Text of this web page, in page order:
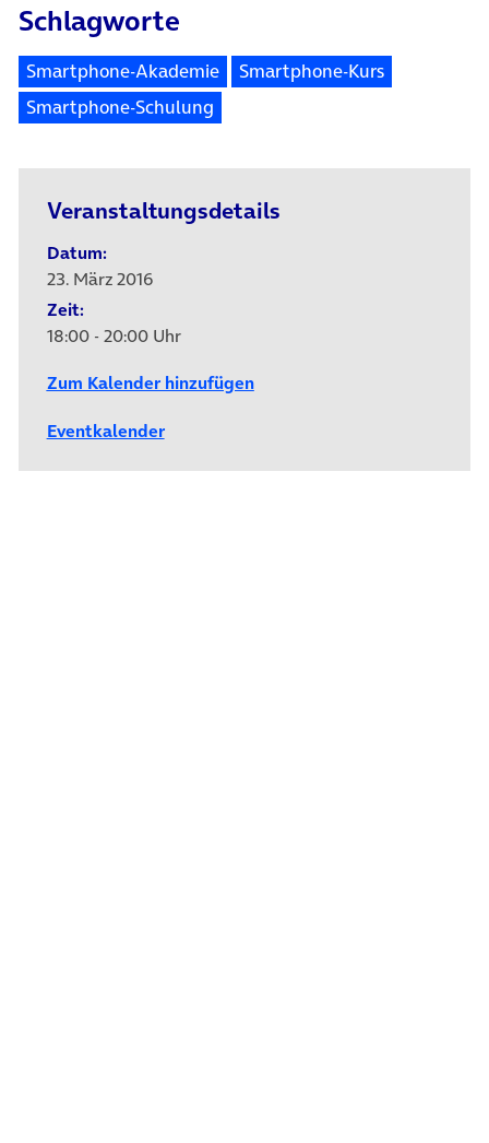
Schlagworte
Smartphone-Akademie
Smartphone-Kurs
Smartphone-Schulung
Veranstaltungsdetails
Datum:
23. März 2016
Zeit:
18:00 - 20:00 Uhr
Zum Kalender hinzufügen
Eventkalender